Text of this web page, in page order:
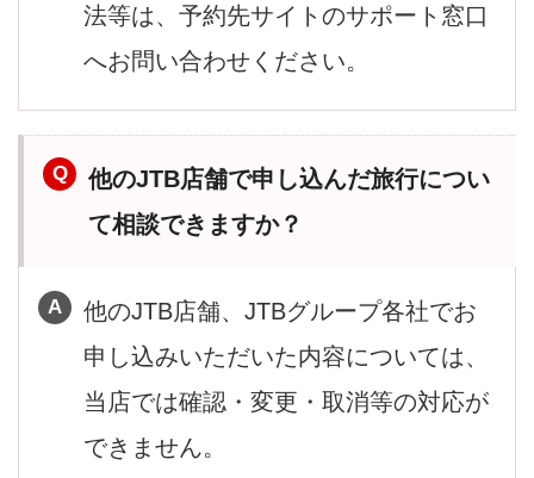
法等は、予約先サイトのサポート窓口
へお問い合わせください。
他のJTB店舗で申し込んだ旅行につい
て相談できますか？
他のJTB店舗、JTBグループ各社でお
申し込みいただいた内容については、
当店では確認・変更・取消等の対応が
できません。